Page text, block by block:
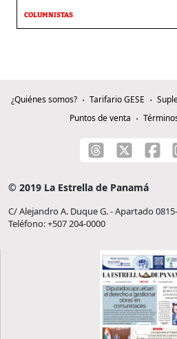
COLUMNISTAS
¿Quiénes somos? Tarifario GESE
Puntos de venta
© 2019 La Estrella de Panamá
C/ Alejandro A. Duque G. - Apartado
Teléfono: +507 204-0000